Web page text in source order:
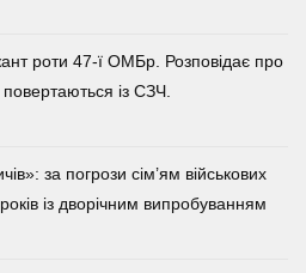
роти 47-ї ОМБр. Розповідає про
із СЗЧ.
за погрози сім’ям військових
із дворічним випробуванням